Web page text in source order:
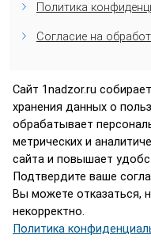
Политика
Согласие на
Контакты компании
Москва, ул. 1-я
Телефон:+7 (495) 230-
Технический
Электронная почта:
Сайт 1nadzor.ru
хранения данных о
обрабатывает
метрических и
сайта и повышает
Подтвердите ваше
Вы можете отказаться,
некорректно.
Политика